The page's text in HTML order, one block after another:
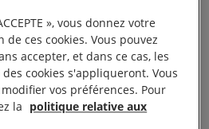
pays où sa vie est menacée
un homme, Ioane Teitiota,
État situé dans l’océan
», vous donnez votre
ces cookies. Vous pouvez
accepter, et dans ce cas, les
cookies s'appliqueront. Vous
vos préférences. Pour
la politique relative aux